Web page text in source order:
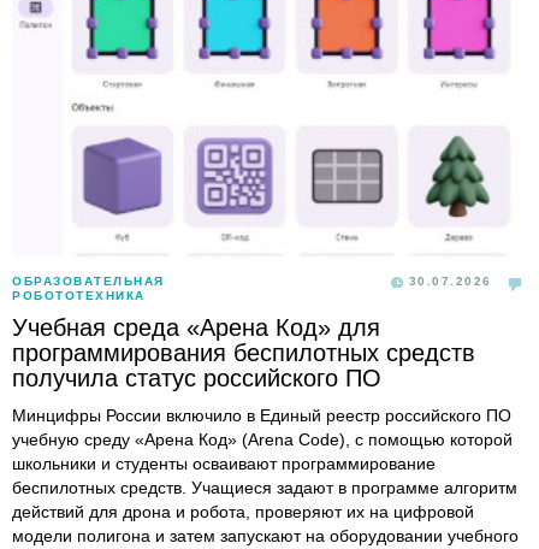
ОБРАЗОВАТЕЛЬНАЯ
РОБОТОТЕХНИКА
30.07.2026
Учебная среда «Арена Код» для
программирования беспилотных средств
получила статус российского ПО
Минцифры России включило в Единый реестр российского ПО
учебную среду «Арена Код» (Arena Code), с помощью которой
школьники и студенты осваивают программирование
беспилотных средств. Учащиеся задают в программе алгоритм
действий для дрона и робота, проверяют их на цифровой
модели полигона и затем запускают на оборудовании учебного